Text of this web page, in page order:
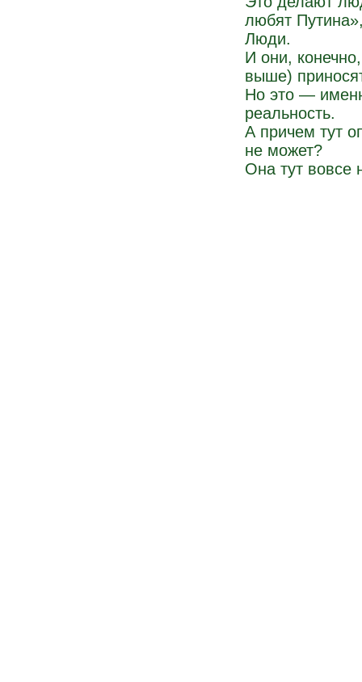
любят
Люди.
И они,
выше)
Но это —
реальность.
А причем тут
не может?
Она тут вовсе